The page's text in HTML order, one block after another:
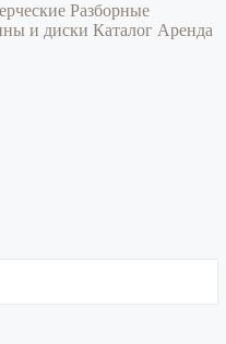
Разборные
и диски Каталог Аренда